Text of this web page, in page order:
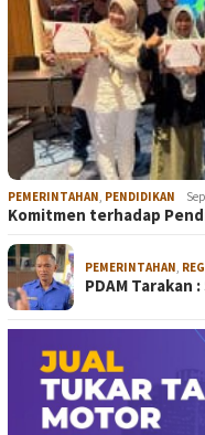
PEMERINTAHAN PENDIDIKAN
Komitmen terhadap
PEMERINTAHAN
PDAM Tarakan